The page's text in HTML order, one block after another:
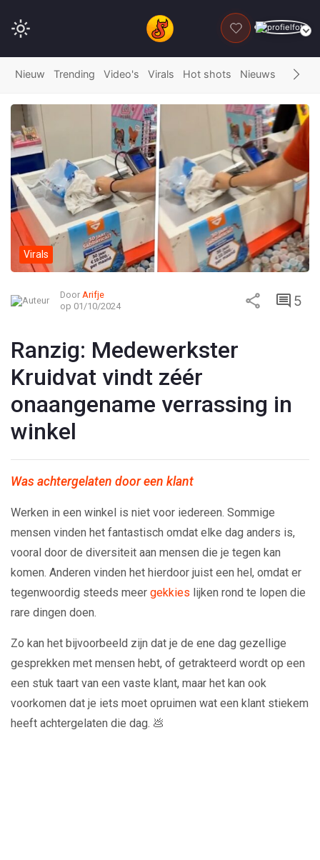
DONEER
Nieuw Trending Video's Virals Hot shots Nieuws Fails
Virals
Door Arifje
op 01/10/2024
5
Ranzig: Medewerkster
Kruidvat vindt zéér
onaangename verrassing in
winkel
Was achtergelaten door een klant
Werken in een winkel is niet voor iedereen. Sommige
mensen vinden het fantastisch omdat elke dag anders is,
vooral door de diversiteit aan mensen die je tegen kan
komen. Anderen vinden het hierdoor juist een hel, omdat er
tegenwoordig steeds meer gekkies lijken rond te lopen die
rare dingen doen.
Zo kan het bijvoorbeeld zijn dat je de ene dag gezellige
gesprekken met mensen hebt, of getrakteerd wordt op een
een stuk taart van een vaste klant, maar het kan ook
voorkomen dat je iets moet opruimen wat een klant stiekem
heeft achtergelaten die dag. 💩